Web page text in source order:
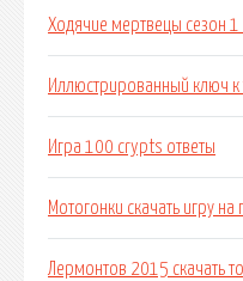
Ходячие мертвецы сезон
Иллюстрированный ключ к
Игра 100 crypts ответы
Мотогонки скачать игру на
Лермонтов 2015 скачать